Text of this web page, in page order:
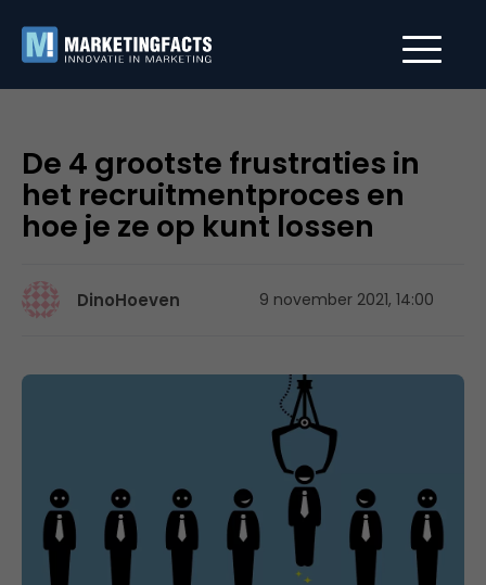
De 4 grootste frustraties in
het recruitmentproces en
hoe je ze op kunt lossen
DinoHoeven 9 november 2021, 14:00